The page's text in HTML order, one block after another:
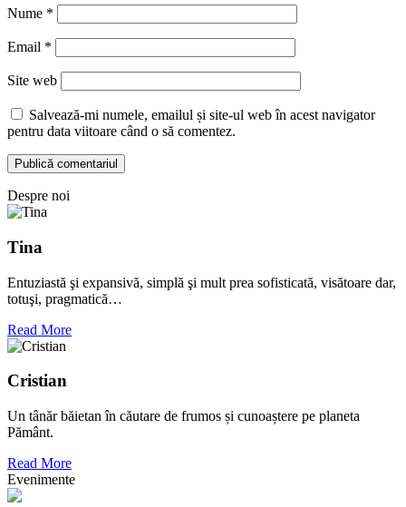
Nume *
Email *
Site web
Salvează-mi numele, emailul și site-ul web în acest navigator
pentru data viitoare când o să comentez.
Despre noi
Tina
Entuziastă şi expansivă, simplă şi mult prea sofisticată, visătoare dar,
totuşi, pragmatică…
Read More
Cristian
Un tânăr băietan în căutare de frumos și cunoaștere pe planeta
Pământ.
Read More
Evenimente